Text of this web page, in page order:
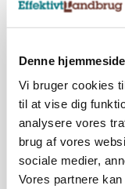
Denne
Vi bruger cookies
til at vise dig
analysere vores
brug af vores
sociale medier,
Vores partnere
POLITIK